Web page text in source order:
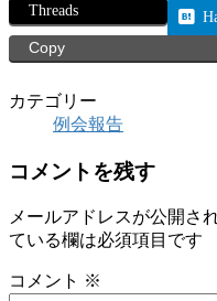
Threads
Copy
カテゴリー
例会報告
コメントを残す
メールアドレスが公開さ
ている欄は必須項目です
コメント ※